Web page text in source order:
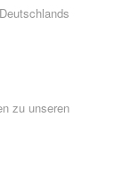
zu unseren